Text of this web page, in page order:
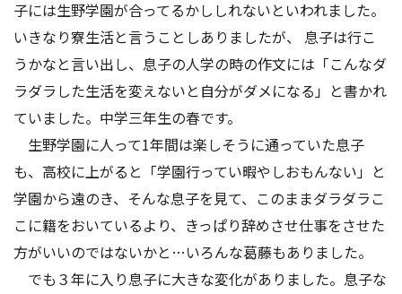
子には生野学園が合ってるかししれないといわれました。
いきなり寮生活と言うことしありましたが、 息子は行こ
うかなと言い出し、息子の人学の時の作文には「こんなダ
ラダラした生活を変えないと自分がダメになる」と書かれ
ていました。中学三年生の春です。
生野学園に人って1年間は楽しそうに通っていた息子
も、高校に上がると「学園行ってい暇やしおもんない」と
学園から遠のき、そんな息子を見て、このままダラダラこ
こに籍をおいているより、きっぱり辞めさせ仕事をさせた
方がいいのではないかと…いろんな葛藤もありました。
でも３年に入り息子に大きな変化がありました。息子な